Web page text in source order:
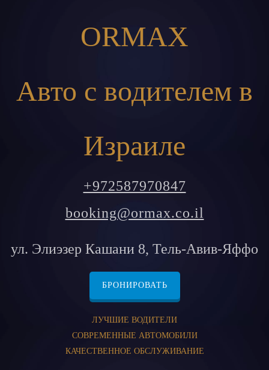
ORMAX
Авто с водителем в
Израиле
+972587970847
booking@ormax.co.il
ул. Элиэзер Кашани 8, Тель-Авив-Яффо
БРОНИРОВАТЬ
ЛУЧШИЕ ВОДИТЕЛИ
СОВРЕМЕННЫЕ АВТОМОБИЛИ
КАЧЕСТВЕННОЕ ОБСЛУЖИВАНИЕ